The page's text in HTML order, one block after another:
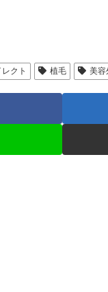
クト 植毛 美容